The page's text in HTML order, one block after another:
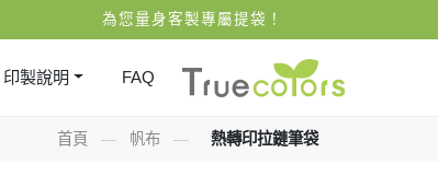
為您量身客製專屬提袋！
印製說明 FAQ
首頁 — 帆布 — 熱轉印拉鏈筆袋